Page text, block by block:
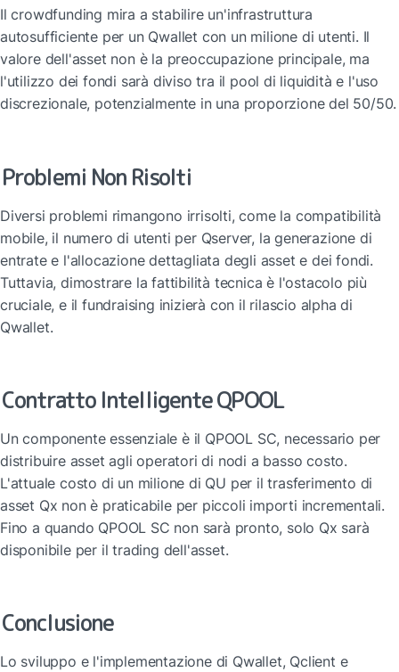
Il crowdfunding mira a stabilire un'infrastruttura
autosufficiente per un Qwallet con un milione di utenti. Il
valore dell'asset non è la preoccupazione principale, ma
l'utilizzo dei fondi sarà diviso tra il pool di liquidità e l'uso
discrezionale, potenzialmente in una proporzione del 50/50.
Problemi Non Risolti
Diversi problemi rimangono irrisolti, come la compatibilità
mobile, il numero di utenti per Qserver, la generazione di
entrate e l'allocazione dettagliata degli asset e dei fondi.
Tuttavia, dimostrare la fattibilità tecnica è l'ostacolo più
cruciale, e il fundraising inizierà con il rilascio alpha di
Qwallet.
Contratto Intelligente QPOOL
Un componente essenziale è il QPOOL SC, necessario per
distribuire asset agli operatori di nodi a basso costo.
L'attuale costo di un milione di QU per il trasferimento di
asset Qx non è praticabile per piccoli importi incrementali.
Fino a quando QPOOL SC non sarà pronto, solo Qx sarà
disponibile per il trading dell'asset.
Conclusione
Lo sviluppo e l'implementazione di Qwallet, Qclient e